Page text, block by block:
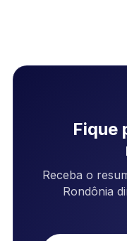
Fique
Receba o
Rondônia